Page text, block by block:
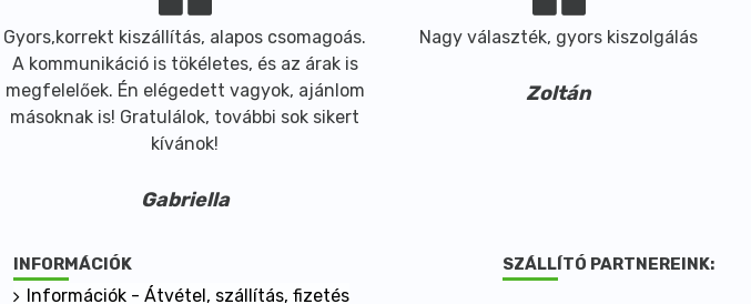
Gyors,korrekt kiszállítás, alapos csomagoás.
A kommunikáció is tökéletes, és az árak is
megfelelőek. Én elégedett vagyok, ajánlom
másoknak is! Gratulálok, további sok sikert
kívánok!
Gabriella
Nagy választék, gyors kiszolgálás
Zoltán
INFORMÁCIÓK
Információk - Átvétel, szállítás, fizetés
SZÁLLÍTÓ PARTNEREINK: